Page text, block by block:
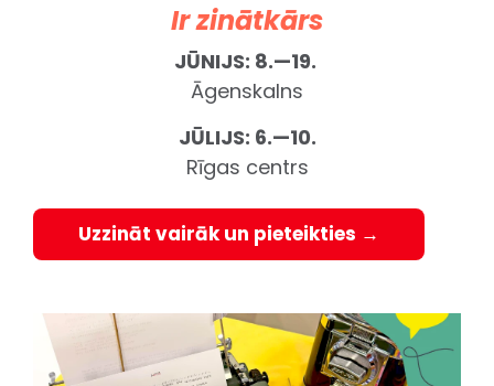
Ir zinātkārs
JŪNIJS: 8.—19.
Āgenskalns
JŪLIJS: 6.—10.
Rīgas centrs
Uzzināt vairāk un pieteikties →